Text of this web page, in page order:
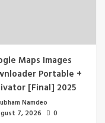
Maps Images
Portable +
[Final] 2025
Namdeo
7, 2026
0